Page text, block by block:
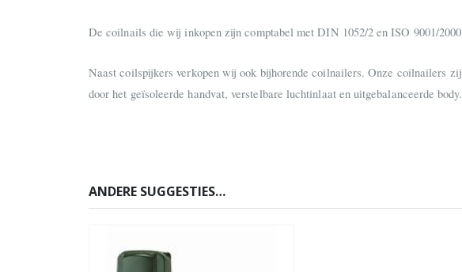
De coilnails die wij inkopen zijn comptabel met DIN 1052/2 en ISO 9001/2000
Naast coilspijkers verkopen wij ook bijhorende coilnailers. Onze coilnailers
door het geïsoleerde handvat, verstelbare luchtinlaat en uitgebalanceerde body.
ANDERE SUGGESTIES…